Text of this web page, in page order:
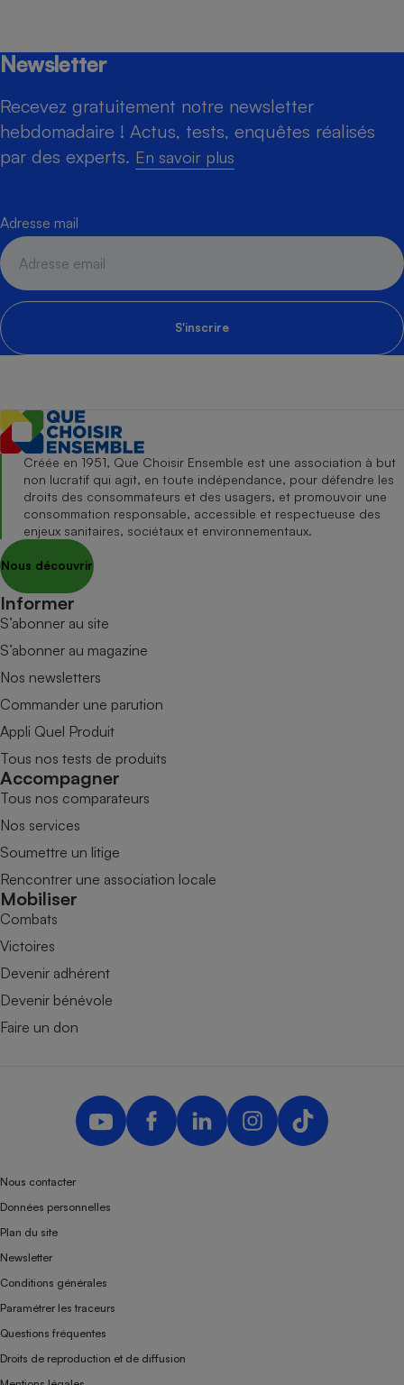
Newsletter
Recevez gratuitement notre newsletter
hebdomadaire ! Actus, tests, enquêtes réalisés
par des experts. En savoir plus
Adresse mail
S'inscrire
Créée en 1951, Que Choisir Ensemble est une association à but
non lucratif qui agit, en toute indépendance, pour défendre les
droits des consommateurs et des usagers, et promouvoir une
consommation responsable, accessible et respectueuse des
enjeux sanitaires, sociétaux et environnementaux.
Nous découvrir
Informer
S’abonner au site
S’abonner au magazine
Nos newsletters
Commander une parution
Appli Quel Produit
Tous nos tests de produits
Accompagner
Tous nos comparateurs
Nos services
Soumettre un litige
Rencontrer une association locale
Mobiliser
Combats
Victoires
Devenir adhérent
Devenir bénévole
Faire un don
Nous contacter
Données personnelles
Plan du site
Newsletter
Conditions générales
Paramétrer les traceurs
Questions fréquentes
Droits de reproduction et de diffusion